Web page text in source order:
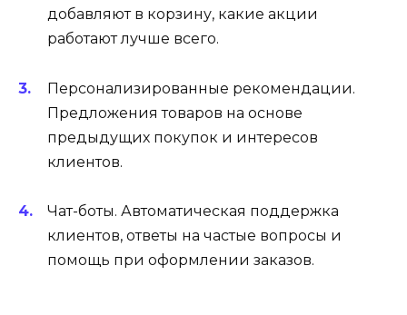
добавляют в корзину, какие акции
работают лучше всего.
Персонализированные рекомендации.
Предложения товаров на основе
предыдущих покупок и интересов
клиентов.
Чат-боты. Автоматическая поддержка
клиентов, ответы на частые вопросы и
помощь при оформлении заказов.